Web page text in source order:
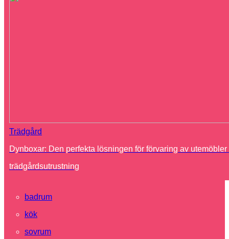
Trädgård
Dynboxar: Den perfekta lösningen för förvaring av utemöbler
trädgårdsutrustning
badrum
kök
sovrum